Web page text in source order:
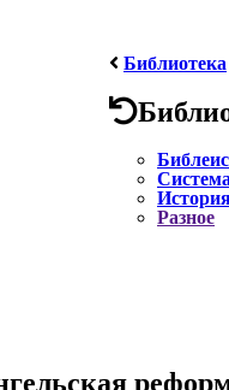
Библиотека
Разное